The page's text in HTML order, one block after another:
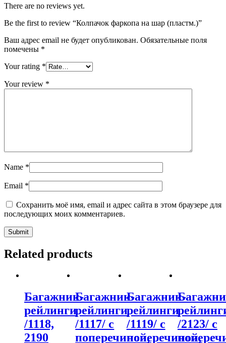
There are no reviews yet.
Be the first to review “Колпачок фаркопа на шар (пластм.)”
Ваш адрес email не будет опубликован. Обязательные поля
помечены *
Your rating *
Your review *
Name *
Email *
Сохранить моё имя, email и адрес сайта в этом браузере для
последующих моих комментариев.
Related products
Багажник-
рейлинги
/1118,
2190
Багажник-
рейлинги
/1117/ с
поперечиной,
Багажник-
рейлинги
/1119/ с
поперечиной,
/2123/ с